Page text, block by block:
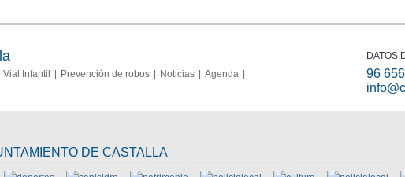
Infantil Prevención de robos Noticias Agenda
DATOS
96
DE CASTALLA